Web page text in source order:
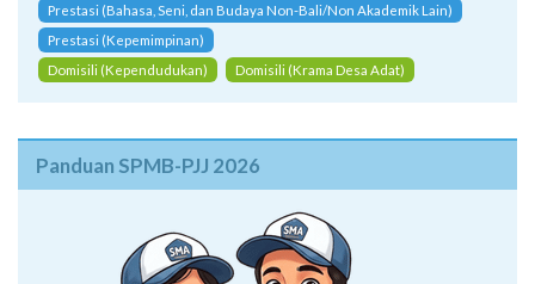
Prestasi (Bahasa, Seni, dan Budaya Non-Bali/Non Akademik Lain)
Prestasi (Kepemimpinan)
Domisili (Kependudukan)
Domisili (Krama Desa Adat)
Panduan SPMB-PJJ 2026